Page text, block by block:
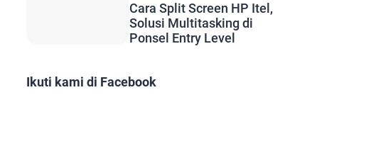
Cara Split Screen HP Itel,
Solusi Multitasking di
Ponsel Entry Level
Ikuti kami di Facebook